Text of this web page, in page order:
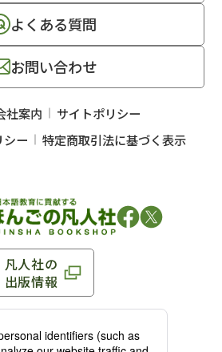
凡人社の
出版情報
田区平河町 1-3-13 8F
FAX：03-3263-3116
よくある質問
お問い合わせ
社案内
サイトポリシー
シー
特定商取引法に基づく表示